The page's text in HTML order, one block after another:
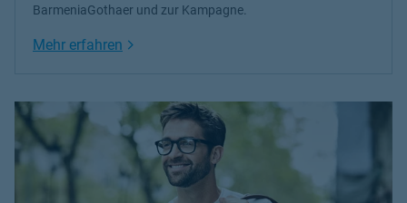
BarmeniaGothaer und zur Kampagne.
Mehr erfahren Link Opens in New Tab